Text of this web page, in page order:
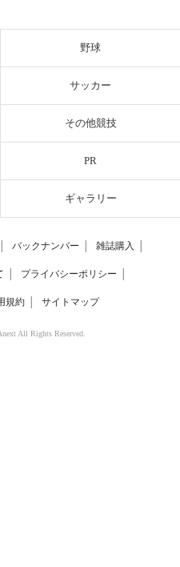
野球
サッカー
その他競技
PR
ギャラリー
バックナンバー 雑誌購入
プライバシーポリシー
規約 サイトマップ
All Rights Reserved.